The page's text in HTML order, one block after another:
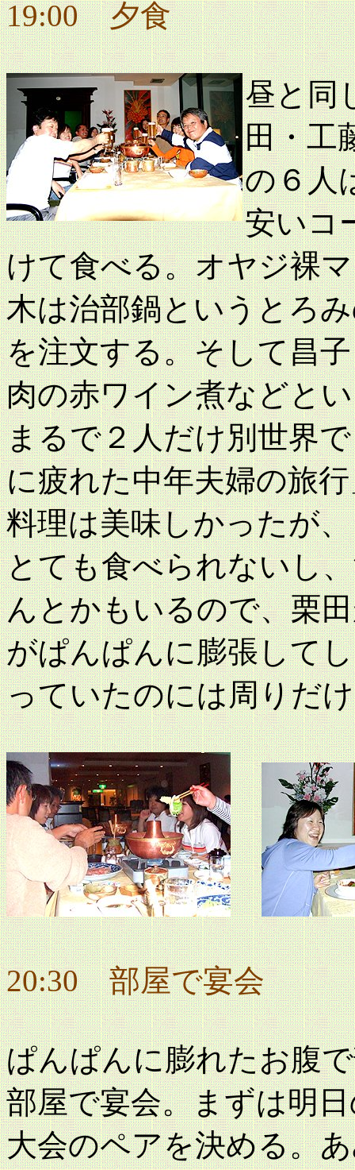
19:00 夕食
昼と同
田・工
の６人
安いコ
けて食べる。オヤジ裸
木は治部鍋というとろ
を注文する。そして昌
肉の赤ワイン煮などと
まるで２人だけ別世界
に疲れた中年夫婦の旅
料理は美味しかったが
とても食べられないし
んとかもいるので、栗
がぱんぱんに膨張して
っていたのには周りだ
20:30 部屋で宴会
ぱんぱんに膨れたお腹
部屋で宴会。まずは明
大会のペアを決める。